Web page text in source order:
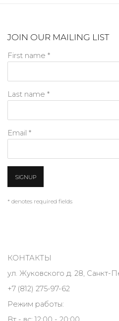
JOIN OUR MAILING LIST
First name *
Last name *
Email *
SIGNUP
* denotes required fields
КОНТАКТЫ
ул. Жуковского д. 28, Санкт-
+7 (812) 275-97-62
Режим работы: